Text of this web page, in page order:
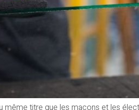
même titre que les maçons et les